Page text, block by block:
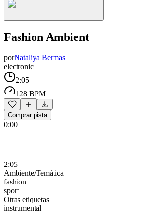
Fashion Ambient
porNataliya Bermas
electronic
2:05
128 BPM
Comprar pista
0:00
2:05
Ambiente/Temática
fashion
sport
Otras etiquetas
instrumental